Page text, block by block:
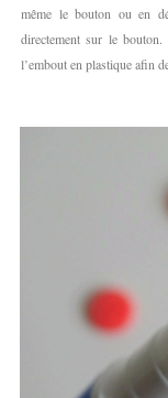
même le bouton ou en
directement sur le
l’embout en plastique afin